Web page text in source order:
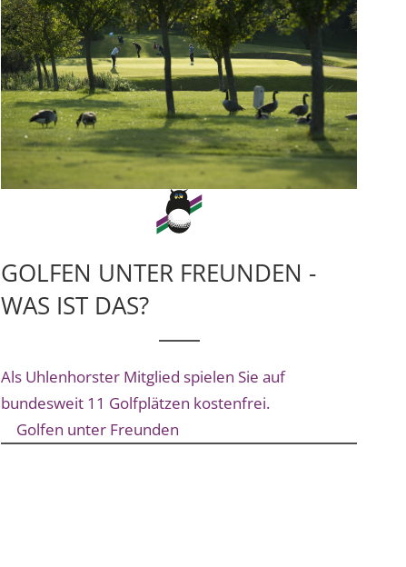
GOLFEN UNTER FREUNDEN -
WAS IST DAS?
Als Uhlenhorster Mitglied spielen Sie auf
bundesweit 11 Golfplätzen kostenfrei.
Golfen unter Freunden